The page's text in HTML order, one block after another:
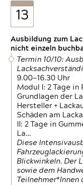
13
Ausbildung zum
nicht einzeln
Termin 10/10:
9.00—16.30 Uhr
Modul I: 2 Tage in
Grundlagen der
Hersteller +
Schäden am
II: 2 Tage in
La…
Diese
Blickwinkeln. Der
sowie dem